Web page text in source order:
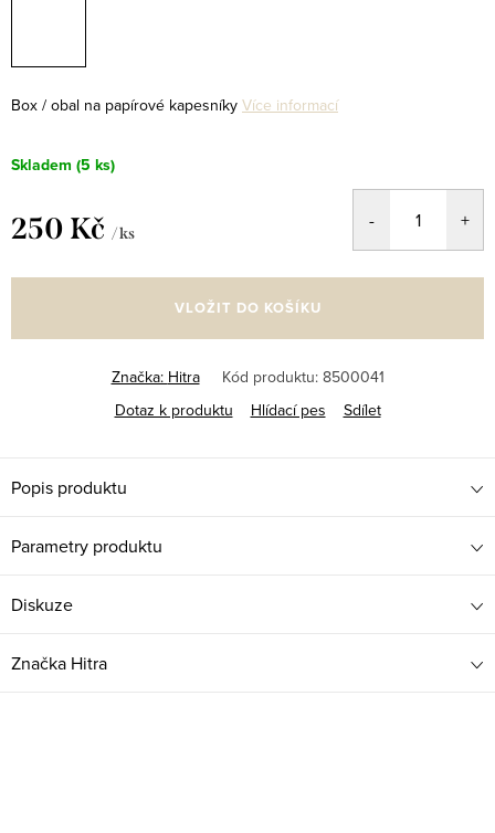
Box / obal na papírové kapesníky Více informací
Skladem (5 ks)
250 Kč / ks
cena:
VLOŽIT DO KOŠÍKU
Značka: Hitra Kód produktu: 8500041
Dotaz k produktu
Hlídací pes Sdílet
Popis produktu
Parametry produktu
Diskuze
Značka Hitra